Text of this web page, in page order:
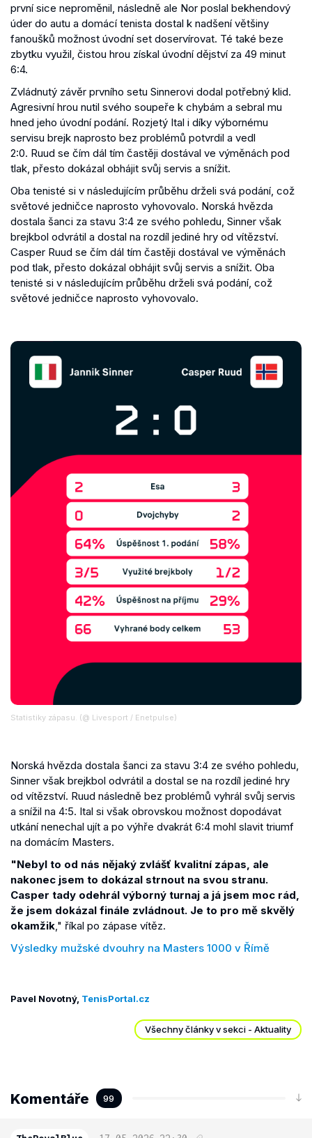
první sice neproměnil, následně ale Nor poslal bekhendový
úder do autu a domácí tenista dostal k nadšení většiny
fanoušků možnost úvodní set doservírovat. Té také beze
zbytku využil, čistou hrou získal úvodní dějství za 49 minut
6:4.
Zvládnutý závěr prvního setu Sinnerovi dodal potřebný klid.
Agresivní hrou nutil svého soupeře k chybám a sebral mu
hned jeho úvodní podání. Rozjetý Ital i díky výbornému
servisu brejk naprosto bez problémů potvrdil a vedl
2:0. Ruud se čím dál tím častěji dostával ve výměnách pod
tlak, přesto dokázal obhájit svůj servis a snížit.
Oba tenisté si v následujícím průběhu drželi svá podání, což
světové jedničce naprosto vyhovovalo. Norská hvězda
dostala šanci za stavu 3:4 ze svého pohledu, Sinner však
brejkbol odvrátil a dostal na rozdíl jediné hry od vítězství.
Casper Ruud se čím dál tím častěji dostával ve výměnách
pod tlak, přesto dokázal obhájit svůj servis a snížit. Oba
tenisté si v následujícím průběhu drželi svá podání, což
světové jedničce naprosto vyhovovalo.
Statistiky zápasu. (@ Livesport / Enetpulse)
Norská hvězda dostala šanci za stavu 3:4 ze svého pohledu,
Sinner však brejkbol odvrátil a dostal se na rozdíl jediné hry
od vítězství. Ruud následně bez problémů vyhrál svůj servis
a snížil na 4:5. Ital si však obrovskou možnost dopodávat
utkání nenechal ujít a po výhře dvakrát 6:4 mohl slavit triumf
na domácím Masters.
"Nebyl to od nás nějaký zvlášť kvalitní zápas, ale
nakonec jsem to dokázal strnout na svou stranu.
Casper tady odehrál výborný turnaj a já jsem moc rád,
že jsem dokázal finále zvládnout. Je to pro mě skvělý
okamžik," říkal po zápase vítěz.
Výsledky mužské dvouhry na Masters 1000 v Římě
Pavel Novotný, TenisPortal.cz
Všechny články v sekci - Aktuality
Komentáře 99